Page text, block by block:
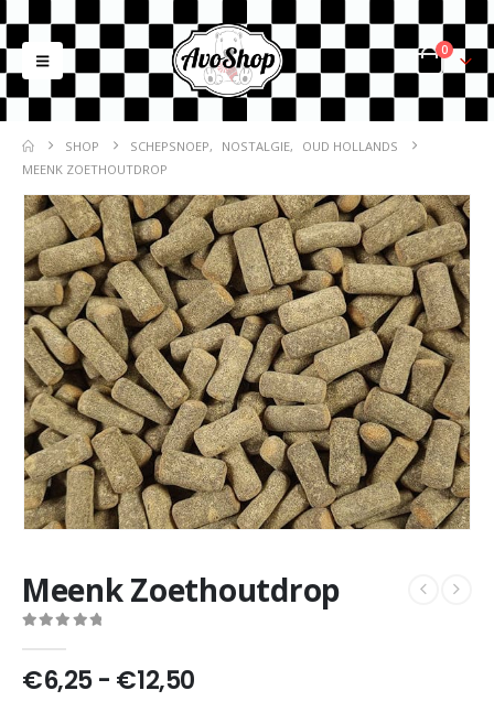
0
SHOP SCHEPSNOEP, NOSTALGIE,
OUD HOLLANDS
MEENK ZOETHOUTDROP
Meenk Zoethoutdrop
€6,25 - €12,50Prijsklasse: